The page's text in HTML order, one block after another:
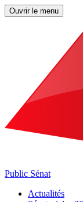
Ouvrir le menu
Public Sénat
Actualités